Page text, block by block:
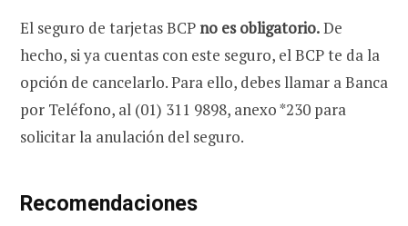
El seguro de tarjetas BCPno es obligatorio.De
hecho, si ya cuentas con este seguro, el BCP te da la
opción de cancelarlo. Para ello, debes llamar a Banca
por Teléfono, al (01) 311 9898, anexo *230 para
solicitar la anulación del seguro.
Recomendaciones